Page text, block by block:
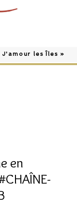
les Îles »
en